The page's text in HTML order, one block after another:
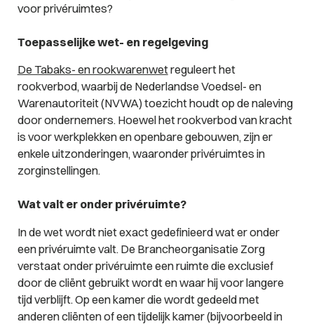
voor privéruimtes?
Toepasselijke wet- en regelgeving
De Tabaks- en rookwarenwetreguleert het
rookverbod, waarbij de Nederlandse Voedsel- en
Warenautoriteit (NVWA) toezicht houdt op de naleving
door ondernemers. Hoewel het rookverbod van kracht
is voor werkplekken en openbare gebouwen, zijn er
enkele uitzonderingen, waaronder privéruimtes in
zorginstellingen.
Wat valt er onder privéruimte?
In de wet wordt niet exact gedefinieerd wat er onder
een privéruimte valt. De Brancheorganisatie Zorg
verstaat onder privéruimte een ruimte die exclusief
door de cliënt gebruikt wordt en waar hij voor langere
tijd verblijft. Op een kamer die wordt gedeeld met
anderen cliënten of een tijdelijk kamer (bijvoorbeeld in